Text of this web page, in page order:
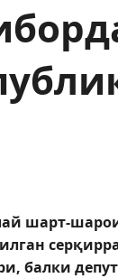
шарт-
балки